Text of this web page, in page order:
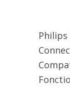
Philips